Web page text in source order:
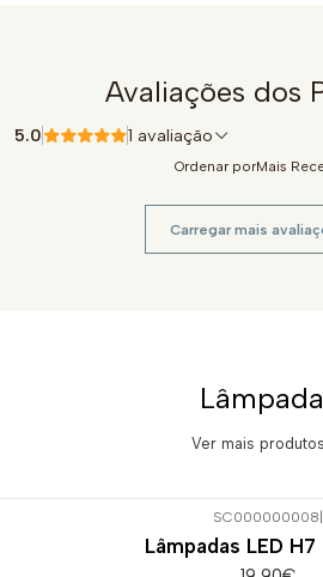
Avaliações dos
5.0 1 avaliação
Ordenar porMais
Carregar mais
Ver mais produtos
SC000000008
Lâmpadas LED H7